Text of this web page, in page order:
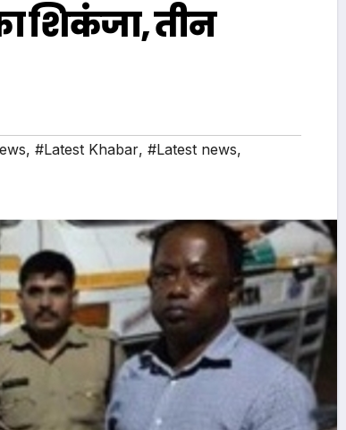
शिकंजा, तीन
, #Latest Khabar, #Latest news,